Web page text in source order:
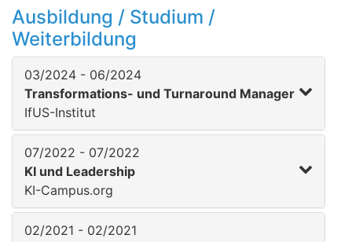
Ausbildung / Studium /
Weiterbildung
03/2024 - 06/2024
Transformations- und Turnaround Manager
IfUS-Institut
07/2022 - 07/2022
KI und Leadership
KI-Campus.org
02/2021 - 02/2021